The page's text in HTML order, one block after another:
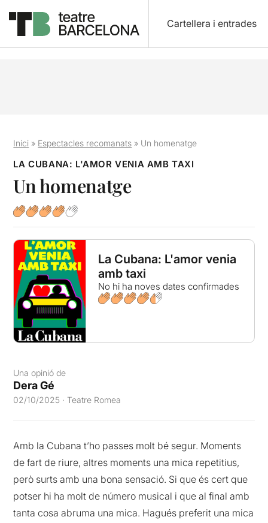
Cartellera i entrades
Inici » Espectacles recomanats » Un homenatge
LA CUBANA: L'AMOR VENIA AMB TAXI
Un homenatge
La Cubana: L'amor venia
amb taxi
No hi ha noves dates confirmades
Una opinió de
Dera Gé
02/10/2025 · Teatre Romea
Amb la Cubana t’ho passes molt bé segur. Moments
de fart de riure, altres moments una mica repetitius,
però surts amb una bona sensació. Si que és cert que
potser hi ha molt de número musical i que al final amb
tanta cosa abruma una mica. Hagués preferit una mica